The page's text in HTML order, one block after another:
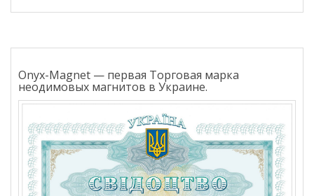
Onyx-Magnet — первая Торговая марка
неодимовых магнитов в Украине.